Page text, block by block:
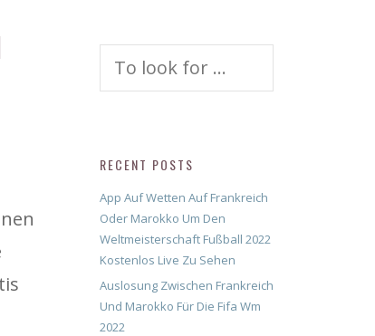
RECENT POSTS
App Auf Wetten Auf Frankreich
Oder Marokko Um Den
Weltmeisterschaft Fußball 2022
Kostenlos Live Zu Sehen
Auslosung Zwischen Frankreich
Und Marokko Für Die Fifa Wm
2022